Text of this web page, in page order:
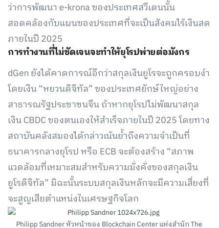
ว่าการพัฒนา e-krona ของประเทศสวีเดนนั้น
สอดคล้องกับแผนของประเทศที่จะเป็นสังคมไร้เงินสด
ภายในปี 2025
การทำงานที่ไม่ชัดเจนจะทำให้ยุโรปพ่ายต่อมังกร
dGen ยังได้คาดการณ์อีกว่าสกุลเงินยูโรจะถูกครอบงำ
โดยเงิน “หยวนดิจิทัล” ของประเทศยักษ์ใหญ่อย่าง
สาธารณรัฐประชาชนจีน ถ้าหากยุโรปไม่พัฒนาสกุล
เงิน CBDC ของตนเองให้สำเร็จภายในปี 2025 โดยทาง
สถาบันคลังสมองได้กล่าวเน้นย้ำถึงความจำเป็นที่
ธนาคารกลางยุโรป หรือ ECB จะต้องสร้าง “สภาพ
แวดล้อมที่เหมาะสมสำหรับความมั่งคั่งของสกุลเงิน
ยูโรดิจิทัล” มิฉะนั้นระบบสกุลเงินหลักจะมีความเสี่ยงที่
จะสูญเสียตำแหน่งในเศรษฐกิจโลก
Philipp Sandner หัวหน้าของ Blockchain Center แห่งสำนัก The